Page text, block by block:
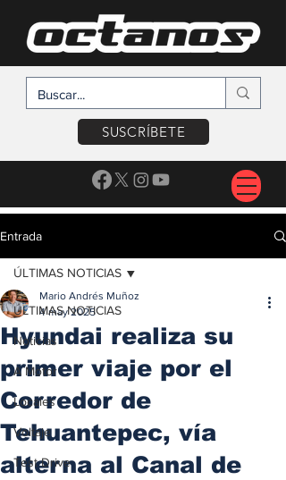
SUSCRÍBETE
Entrada
ÚLTIMAS NOTICIAS
Noticias
A Motor
Locales
Voltaje
Test Drive
ÚLTIMAS NOTICIAS
Hyundai realiza su
primer viaje por el
Corredor de
Tehuantepec, vía
alterna al Canal de
Mario Andrés Muñoz
4 may 2025